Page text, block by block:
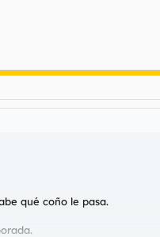
qué coño le pasa.